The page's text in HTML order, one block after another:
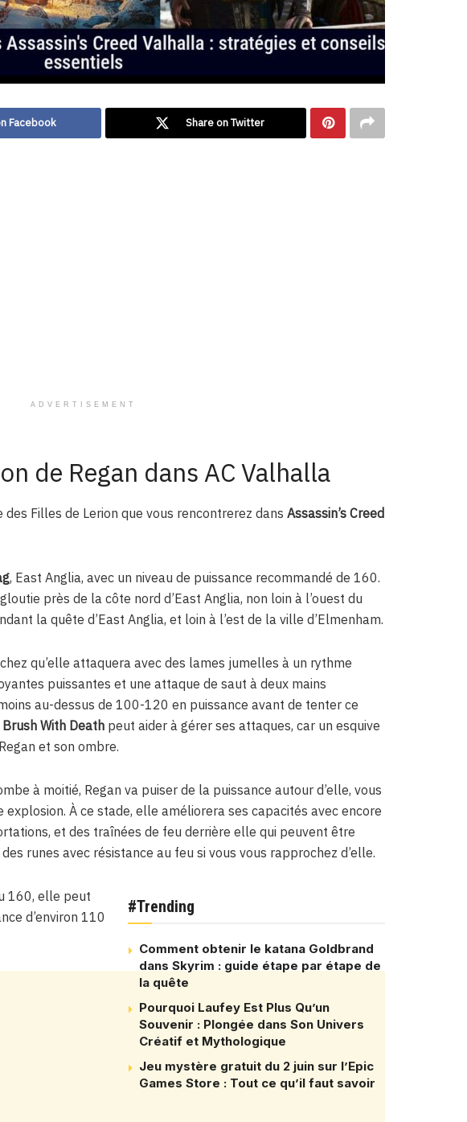
Facebook Share on Twitter
ADVERTISEMENT
de Regan dans AC Valhalla
Filles de Lerion que vous rencontrerez dans Assassin’s Creed
, East Anglia, avec un niveau de puissance recommandé de 160.
près de la côte nord d’East Anglia, non loin à l’ouest du
la quête d’East Anglia, et loin à l’est de la ville d’Elmenham.
qu’elle attaquera avec des lames jumelles à un rythme
puissantes et une attaque de saut à deux mains
au-dessus de 100-120 en puissance avant de tenter ce
Brush With Death peut aider à gérer ses attaques, car un esquive
et son ombre.
à moitié, Regan va puiser de la puissance autour d’elle, vous
À ce stade, elle améliorera ses capacités avec encore
et des traînées de feu derrière elle qui peuvent être
runes avec résistance au feu si vous vous rapprochez d’elle.
#Trending
Comment obtenir le katana Goldbrand
dans Skyrim : guide étape par étape de
la quête
Pourquoi Laufey Est Plus Qu’un
Souvenir : Plongée dans Son Univers
Créatif et Mythologique
Jeu mystère gratuit du 2 juin sur l’Epic
Games Store : Tout ce qu’il faut savoir
160, elle peut
d’environ 110